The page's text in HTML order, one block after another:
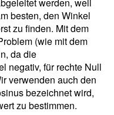
besten, den Winkel
zu finden. Mit dem
(wie mit dem
da die
negativ, für rechte Null
verwenden auch den
bezeichnet wird,
zu bestimmen.